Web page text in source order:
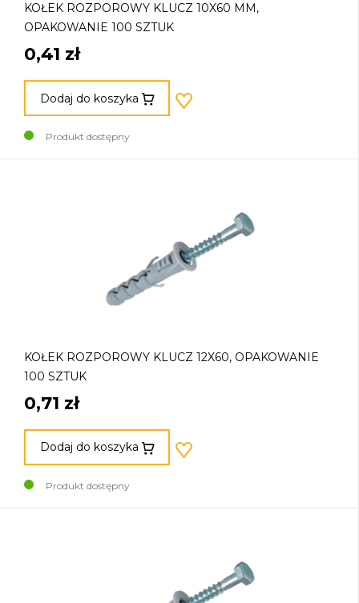
KOŁEK ROZPOROWY KLUCZ 10X60 MM,
OPAKOWANIE 100 SZTUK
0,41 zł
Dodaj do koszyka
Produkt dostępny
KOŁEK ROZPOROWY KLUCZ 12X60, OPAKOWANIE
100 SZTUK
0,71 zł
Dodaj do koszyka
Produkt dostępny